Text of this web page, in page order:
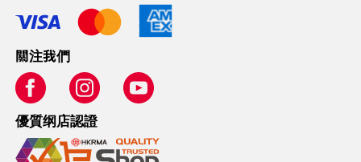
關注我們
優質纲店認證